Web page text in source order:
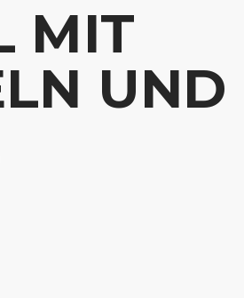
MIT
UND